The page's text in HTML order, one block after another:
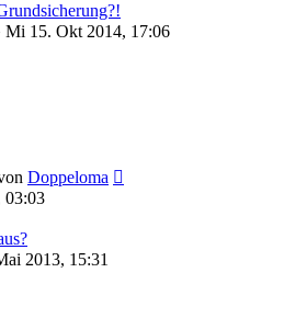
Mi 15. Okt 2014, 17:06
Doppeloma
03:03
2013, 15:31